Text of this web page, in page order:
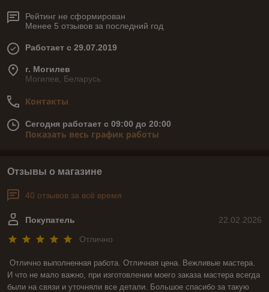
Рейтинг не сформирован
Менее 5 отзывов за последний год
Работает с 29.07.2019
г. Могилев
Могилев, Беларусь
Контакты
Сегодня работает с 09:00 до 20:00
Показать весь график работы
Отзывы о магазине
40 отзывов за всё время
22.02.2026
Покупатель
Отлично
Отлично выполненная работа. Отличная цена. Вежливые мастера.
И что не мало важно, при изготовлении моего заказа мастера всегда
были на связи и уточняли все детали. Большое спасибо за такую